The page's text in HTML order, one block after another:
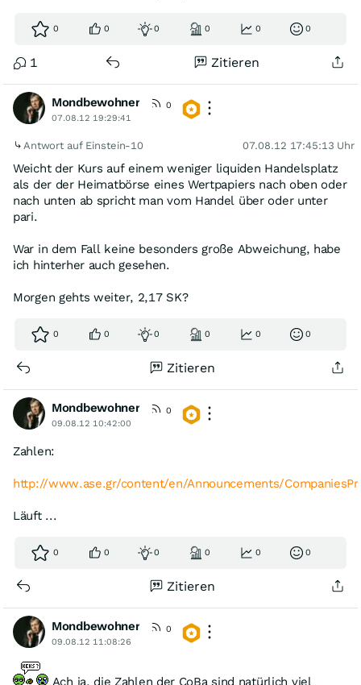
0 0 0 0 0 0
1 Zitieren
Mondbewohner
0
07.08.12 19:29:41
Antwort auf Einstein-10 07.08.12 17:45:13 Uhr
Weicht der Kurs auf einem weniger liquiden Handelsplatz
als der der Heimatbörse eines Wertpapiers nach oben oder
nach unten ab spricht man vom Handel über oder unter
pari.
War in dem Fall keine besonders große Abweichung, habe
ich hinterher auch gesehen.
Morgen gehts weiter, 2,17 SK?
0 0 0 0 0 0
Zitieren
Mondbewohner
0
09.08.12 10:42:00
Zahlen:
http://www.ase.gr/content/en/Announcements/
Läuft ...
0 0 0 0 0 0
Zitieren
Mondbewohner
0
09.08.12 11:08:26
Ach ja, die Zahlen der CoBa sind natürlich viel